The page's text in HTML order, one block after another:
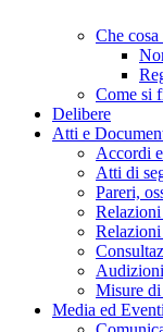
Che
Come si
Delibere
Atti e
Accordi
Atti di
Pareri,
Misure
Media ed Eventi